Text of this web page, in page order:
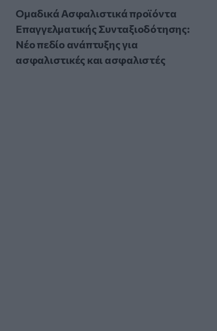
Ομαδικά Ασφαλιστικά προϊόντα
Επαγγελματικής Συνταξιοδότησης:
Νέο πεδίο ανάπτυξης για
ασφαλιστικές και ασφαλιστές